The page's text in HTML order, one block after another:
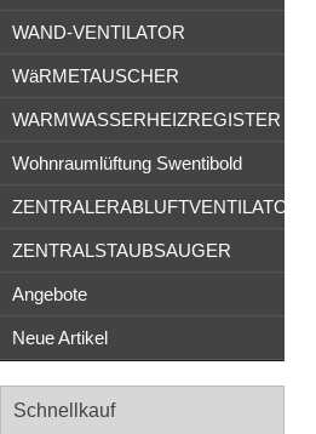
WAND-VENTILATOR
WäRMETAUSCHER
WARMWASSERHEIZREGISTER
Wohnraumlüftung Swentibold
ZENTRALERABLUFTVENTILATOR
ZENTRALSTAUBSAUGER
Angebote
Neue Artikel
Schnellkauf